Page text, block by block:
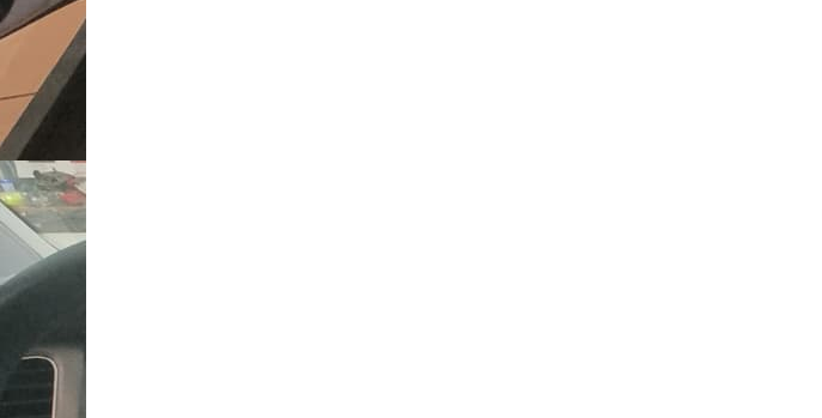
Camere Audi
Camere BMW
Camere Ford
Camere Opel
Camere Iveco
Camere Peugeot